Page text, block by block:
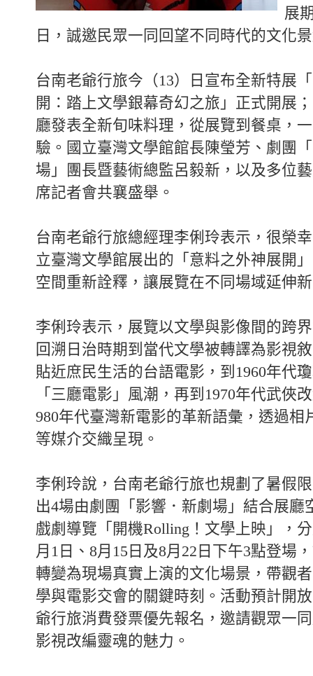
展
日，誠邀民眾一同回望不同時代的文化
台南老爺行旅今（13）日宣布全新特展
開：踏上文學銀幕奇幻之旅」正式開展
廳發表全新旬味料理，從展覽到餐桌，
驗。國立臺灣文學館館長陳瑩芳、劇團
場」團長暨藝術總監呂毅新，以及多位
席記者會共襄盛舉。
台南老爺行旅總經理李俐玲表示，很榮
立臺灣文學館展出的「意料之外神展開
空間重新詮釋，讓展覽在不同場域延伸
李俐玲表示，展覽以文學與影像間的跨
回溯日治時期到當代文學被轉譯為影視
貼近庶民生活的台語電影，到1960年代
「三廳電影」風潮，再到1970年代武俠
980年代臺灣新電影的革新語彙，透過相
等媒介交織呈現。
李俐玲說，台南老爺行旅也規劃了暑假
出4場由劇團「影響．新劇場」結合展廳
戲劇導覽「開機Rolling！文學上映」，
月1日、8月15日及8月22日下午3點登場
轉變為現場真實上演的文化場景，帶觀
學與電影交會的關鍵時刻。活動預計開
爺行旅消費發票優先報名，邀請觀眾一
影視改編靈魂的魅力。